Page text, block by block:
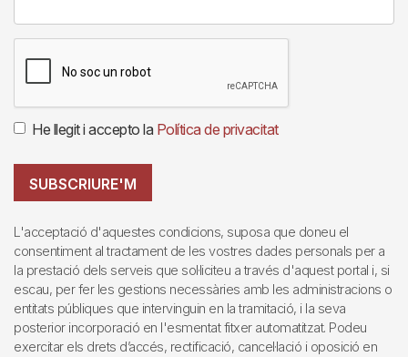
He llegit i accepto la Política de privacitat
SUBSCRIURE'M
L'acceptació d'aquestes condicions, suposa que doneu el
consentiment al tractament de les vostres dades personals per a
la prestació dels serveis que sol·liciteu a través d'aquest portal i, si
escau, per fer les gestions necessàries amb les administracions o
entitats públiques que intervinguin en la tramitació, i la seva
posterior incorporació en l'esmentat fitxer automatitzat. Podeu
exercitar els drets d’accés, rectificació, cancel·lació i oposició en